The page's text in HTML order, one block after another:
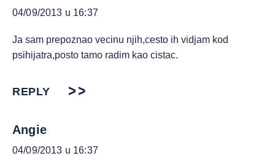
04/09/2013 u 16:37
Ja sam prepoznao vecinu njih,cesto ih vidjam kod
psihijatra,posto tamo radim kao cistac.
REPLY
Angie
04/09/2013 u 16:37